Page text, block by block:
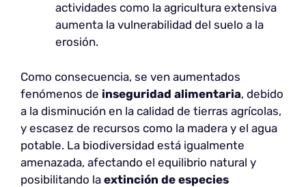
actividades como la agricultura extensiva
aumenta la vulnerabilidad del suelo a la
erosión.
Como consecuencia, se ven aumentados
fenómenos de inseguridad alimentaria, debido
a la disminución en la calidad de tierras agrícolas,
y escasez de recursos como la madera y el agua
potable. La biodiversidad está igualmente
amenazada, afectando el equilibrio natural y
posibilitando la extinción de especies